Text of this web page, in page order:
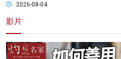
2026-08-04
影片